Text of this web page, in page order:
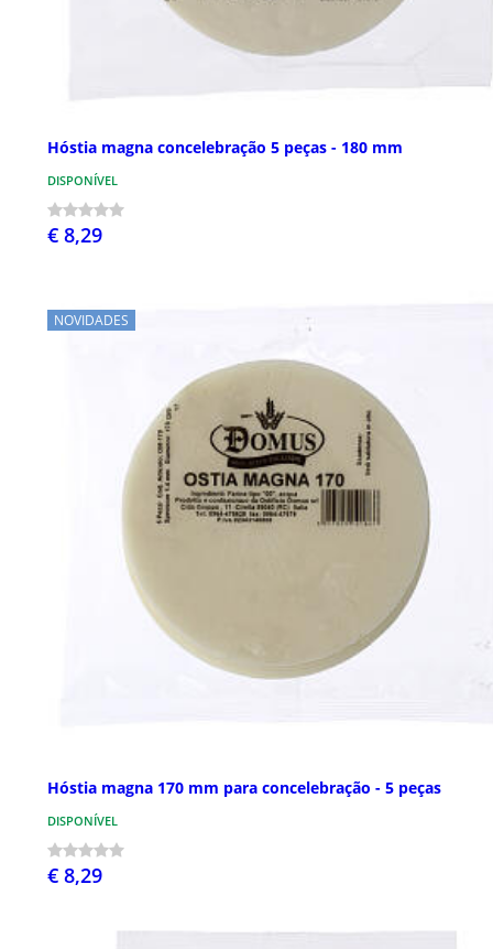
Hóstia magna concelebração 5 peças - 180 mm
DISPONÍVEL
€ 8,29
NOVIDADES
Hóstia magna 170 mm para concelebração - 5 peças
DISPONÍVEL
€ 8,29